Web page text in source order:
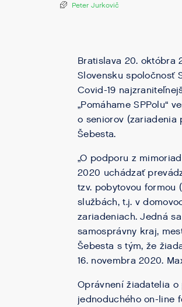
Peter Jurkovič
Bratislava 20. októbra
Slovensku spoločnosť
Covid-19
„Pomáhame SPPolu“
o seniorov (zariadenia
Šebesta.
„O podporu z
2020 uchádzať
tzv. pobytovou formou
službách, t.j. v
zariadeniach. Jedná
samosprávny kraj,
Šebesta s tým, že
16. novembra 2020.
Oprávnení žiadatelia
jednoduchého on-line